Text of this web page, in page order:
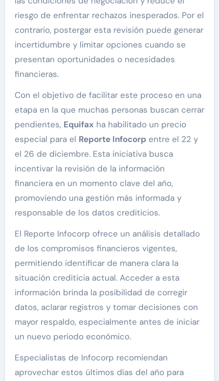
riesgo de enfrentar rechazos inesperados. Por el
contrario, postergar esta revisión puede generar
incertidumbre y limitar opciones cuando se
presentan oportunidades o necesidades
financieras.
Con el objetivo de facilitar este proceso en una
etapa en la que muchas personas buscan cerrar
pendientes, Equifax ha habilitado un precio
especial para el Reporte Infocorpentre el 22 y
el 26 de diciembre. Esta iniciativa busca
incentivar la revisión de la información
financiera en un momento clave del año,
promoviendo una gestión más informada y
responsable de los datos crediticios.
El Reporte Infocorp ofrece un análisis detallado
de los compromisos financieros vigentes,
permitiendo identificar de manera clara la
situación crediticia actual. Acceder a esta
información brinda la posibilidad de corregir
datos, aclarar registros y tomar decisiones con
mayor respaldo, especialmente antes de iniciar
un nuevo periodo económico.
Especialistas de Infocorp recomiendan
aprovechar estos últimos días del año para